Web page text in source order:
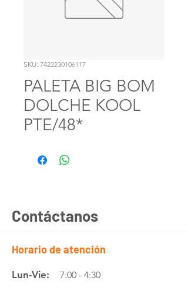
SKU: 7422230106117
PALETA BIG BOM
DOLCHE KOOL
PTE/48*
Contáctanos
Horario de atención
Lun-Vie: 7:00 - 4:30